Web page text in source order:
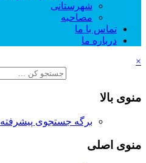
شهرستانی
مصاحبه
تماس با ما
درباره ما
×
منوی بالا
برگه جستجوی پیشرفته
منوی اصلی